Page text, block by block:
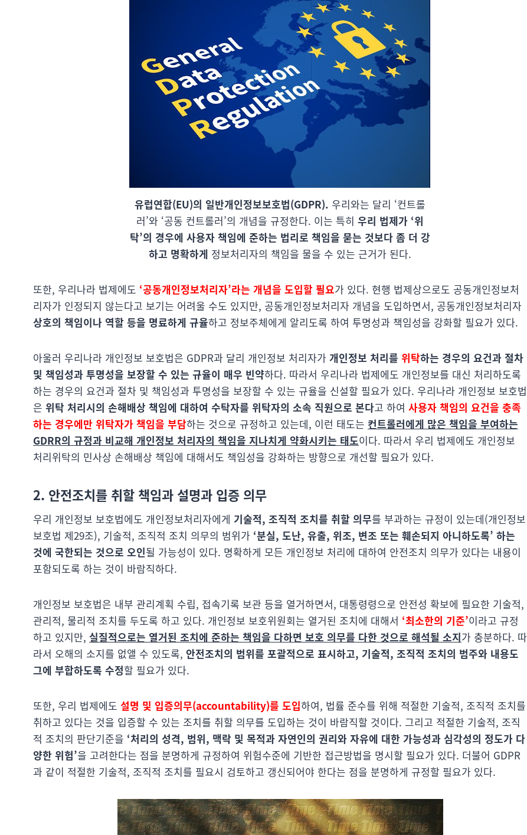
유럽연합(EU)의 일반개인정보보호법(GDPR). 우리와는 달리 ‘컨트롤
러’와 ‘공동 컨트롤러’의 개념을 규정한다. 이는 특히우리 법제가 ‘위
탁’의 경우에 사용자 책임에 준하는 법리로 책임을 묻는 것보다 좀 더 강
하고 명확하게 정보처리자의 책임을 물을 수 있는 근거가 된다.
또한, 우리나라 법제에도 ‘공동개인정보처리자’라는 개념을 도입할 필요가 있다. 현행 법제상으로도 공동개인정보처
리자가 인정되지 않는다고 보기는 어려울 수도 있지만, 공동개인정보처리자 개념을 도입하면서, 공동개인정보처리자
상호의 책임이나 역할 등을 명료하게 규율하고 정보주체에게 알리도록 하여 투명성과 책임성을 강화할 필요가 있다.
아울러 우리나라 개인정보 보호법은 GDPR과 달리 개인정보 처리자가 개인정보 처리를 위탁하는 경우의 요건과 절차
및 책임성과 투명성을 보장할 수 있는 규율이 매우 빈약하다. 따라서 우리나라 법제에도 개인정보를 대신 처리하도록
하는 경우의 요건과 절차 및 책임성과 투명성을 보장할 수 있는 규율을 신설할 필요가 있다. 우리나라 개인정보 보호법
은 위탁 처리시의 손해배상 책임에 대하여 수탁자를 위탁자의 소속 직원으로 본다고 하여 사용자 책임의 요건을 충족
하는 경우에만 위탁자가 책임을 부담하는 것으로 규정하고 있는데, 이런 태도는 컨트롤러에게 많은 책임을 부여하는
GDRR의 규정과 비교해 개인정보 처리자의 책임을 지나치게 약화시키는 태도이다. 따라서 우리 법제에도 개인정보
처리위탁의 민사상 손해배상 책임에 대해서도 책임성을 강화하는 방향으로 개선할 필요가 있다.
2. 안전조치를 취할 책임과 설명과 입증 의무
우리 개인정보 보호법에도 개인정보처리자에게 기술적, 조직적 조치를 취할 의무를 부과하는 규정이 있는데(개인정보
보호법 제29조), 기술적, 조직적 조치 의무의 범위가 ‘분실, 도난, 유출, 위조, 변조 또는 훼손되지 아니하도록’ 하는
것에 국한되는 것으로 오인될 가능성이 있다. 명확하게 모든 개인정보 처리에 대하여 안전조치 의무가 있다는 내용이
포함되도록 하는 것이 바람직하다.
개인정보 보호법은 내부 관리계획 수립, 접속기록 보관 등을 열거하면서, 대통령령으로 안전성 확보에 필요한 기술적,
관리적, 물리적 조치를 두도록 하고 있다. 개인정보 보호위원회는 열거된 조치에 대해서 ‘최소한의 기준’이라고 규정
하고 있지만, 실질적으로는 열거된 조치에 준하는 책임을 다하면 보호 의무를 다한 것으로 해석될 소지가 충분하다. 따
라서 오해의 소지를 없앨 수 있도록, 안전조치의 범위를 포괄적으로 표시하고, 기술적, 조직적 조치의 범주와 내용도
그에 부합하도록 수정할 필요가 있다.
또한, 우리 법제에도 설명 및 입증의무(accountability)를 도입하여, 법률 준수를 위해 적절한 기술적, 조직적 조치를
취하고 있다는 것을 입증할 수 있는 조치를 취할 의무를 도입하는 것이 바람직할 것이다. 그리고 적절한 기술적, 조직
적 조치의 판단기준을 ‘처리의 성격, 범위, 맥락 및 목적과 자연인의 권리와 자유에 대한 가능성과 심각성의 정도가 다
양한 위험’을 고려한다는 점을 분명하게 규정하여 위험수준에 기반한 접근방법을 명시할 필요가 있다. 더불어 GDPR
과 같이 적절한 기술적, 조직적 조치를 필요시 검토하고 갱신되어야 한다는 점을 분명하게 규정할 필요가 있다.